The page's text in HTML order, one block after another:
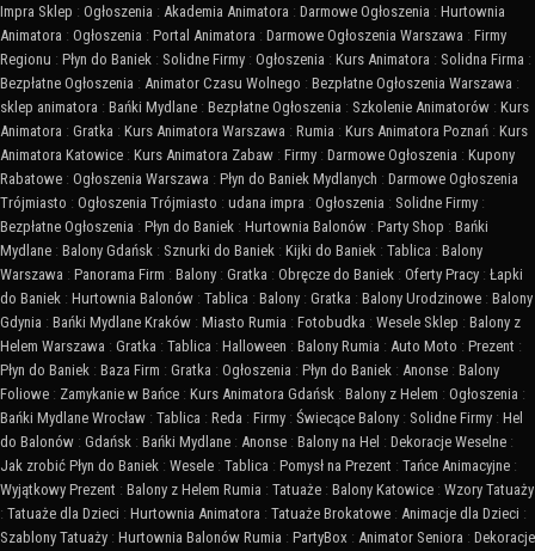
Impra Sklep : Ogłoszenia : Akademia Animatora : Darmowe Ogłoszenia : Hurtownia
Animatora : Ogłoszenia : Portal Animatora : Darmowe Ogłoszenia Warszawa : Firmy
Regionu : Płyn do Baniek : Solidne Firmy : Ogłoszenia : Kurs Animatora : Solidna Firma :
Bezpłatne Ogłoszenia : Animator Czasu Wolnego : Bezpłatne Ogłoszenia Warszawa :
sklep animatora : Bańki Mydlane : Bezpłatne Ogłoszenia : Szkolenie Animatorów : Kurs
Animatora : Gratka : Kurs Animatora Warszawa : Rumia : Kurs Animatora Poznań : Kurs
Animatora Katowice : Kurs Animatora Zabaw : Firmy : Darmowe Ogłoszenia : Kupony
Rabatowe : Ogłoszenia Warszawa : Płyn do Baniek Mydlanych : Darmowe Ogłoszenia
Trójmiasto : Ogłoszenia Trójmiasto : udana impra : Ogłoszenia : Solidne Firmy :
Bezpłatne Ogłoszenia : Płyn do Baniek : Hurtownia Balonów : Party Shop : Bańki
Mydlane : Balony Gdańsk : Sznurki do Baniek : Kijki do Baniek : Tablica : Balony
Warszawa : Panorama Firm : Balony : Gratka : Obręcze do Baniek : Oferty Pracy : Łapki
do Baniek : Hurtownia Balonów : Tablica : Balony : Gratka : Balony Urodzinowe : Balony
Gdynia : Bańki Mydlane Kraków : Miasto Rumia : Fotobudka : Wesele Sklep : Balony z
Helem Warszawa : Gratka : Tablica : Halloween : Balony Rumia : Auto Moto : Prezent :
Płyn do Baniek : Baza Firm : Gratka : Ogłoszenia : Płyn do Baniek : Anonse : Balony
Foliowe : Zamykanie w Bańce : Kurs Animatora Gdańsk : Balony z Helem : Ogłoszenia :
Bańki Mydlane Wrocław : Tablica : Reda : Firmy : Świecące Balony : Solidne Firmy : Hel
do Balonów : Gdańsk : Bańki Mydlane : Anonse : Balony na Hel : Dekoracje Weselne :
Jak zrobić Płyn do Baniek : Wesele : Tablica : Pomysł na Prezent : Tańce Animacyjne :
Wyjątkowy Prezent : Balony z Helem Rumia : Tatuaże : Balony Katowice : Wzory Tatuaży
: Tatuaże dla Dzieci : Hurtownia Animatora : Tatuaże Brokatowe : Animacje dla Dzieci :
Szablony Tatuaży : Hurtownia Balonów Rumia : PartyBox : Animator Seniora : Dekoracje